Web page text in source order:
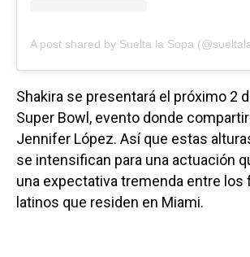
A post shared by Suelta la Sopa
Shakira se presentará el próximo 2
Super Bowl, evento donde
Jennifer López. Así que estas
se intensifican para una actuación
una expectativa tremenda entre los
latinos que residen en Miami.